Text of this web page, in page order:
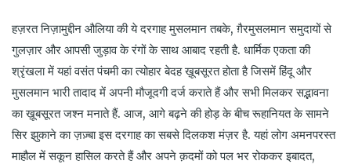
हज़रत निज़ामुद्दीन औलिया की ये दरगाह मुसलमान तबके, ग़ैरमुसलमान समुदायों से
गुलज़ार और आपसी जुड़ाव के रंगों के साथ आबाद रहती है. धार्मिक एकता की
श्रृंखला में यहां वसंत पंचमी का त्योहार बेदह ख़ूबसूरत होता है जिसमें हिंदू और
मुसलमान भारी तादाद में अपनी मौजूदगी दर्ज कराते हैं और सभी मिलकर सद्भावना
का ख़ूबसूरत जश्न मनाते हैं. आज, आगे बढ़ने की होड़ के बीच रूहानियत के सामने
सिर झुकाने का ज़ज़्बा इस दरगाह का सबसे दिलकश मंज़र है. यहां लोग अमनपरस्त
माहौल में सकून हासिल करते हैं और अपने क़दमों को पल भर रोककर इबादत,